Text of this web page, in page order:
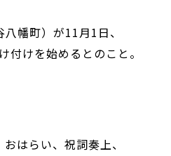
幡町）が11月1日、
けを始めるとのこと。
はらい、祝詞奏上、